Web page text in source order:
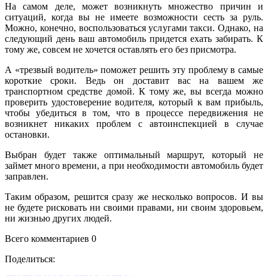
На самом деле, может возникнуть множество причин и
ситуаций, когда вы не имеете возможности сесть за руль.
Можно, конечно, воспользоваться услугами такси. Однако, на
следующий день ваш автомобиль придется ехать забирать. К
тому же, совсем не хочется оставлять его без присмотра.
А «трезвый водитель» поможет решить эту проблему в самые
короткие сроки. Ведь он доставит вас на вашем же
транспортном средстве домой. К тому же, вы всегда можно
проверить удостоверение водителя, который к вам прибыль,
чтобы убедиться в том, что в процессе передвижения не
возникнет никаких проблем с автоинспекцией в случае
остановки.
Выбран будет также оптимальный маршрут, который не
займет много времени, а при необходимости автомобиль будет
заправлен.
Таким образом, решится сразу же несколько вопросов. И вы
не будете рисковать ни своими правами, ни своим здоровьем,
ни жизнью других людей.
Всего комментариев 0
Поделиться: